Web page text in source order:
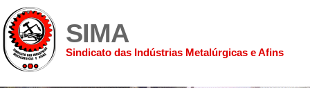
SIMA
Sindicato das Indústrias Metalúrgicas e Afins